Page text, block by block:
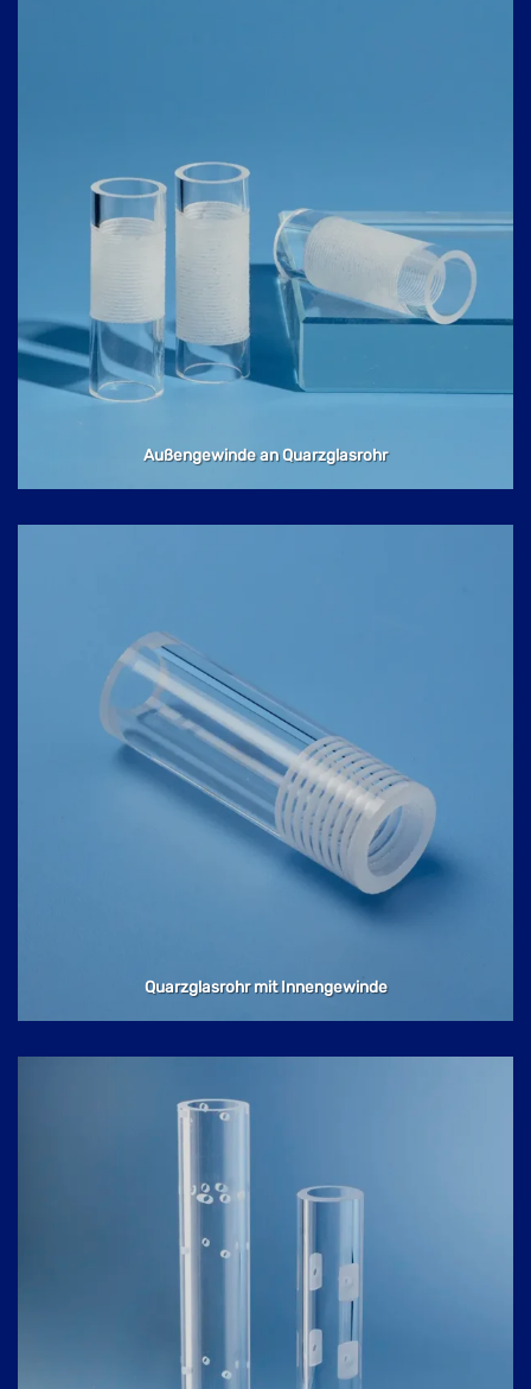
Außengewinde an Quarzglasrohr
Quarzglasrohr mit Innengewinde